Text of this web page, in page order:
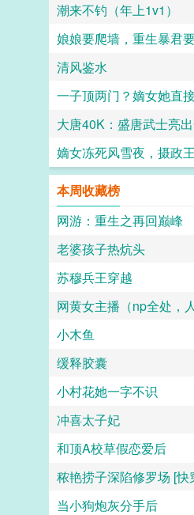
潮来不钓（年上1v1）
娘娘要爬墙，重生暴君
清风鉴水
一子顶两门？嫡女她直
大唐40K：盛唐武士亮
嫡女冻死风雪夜，摄政
本周收藏榜
网游：重生之再回巅峰
老婆孩子热炕头
苏穆兵王穿越
网黄女主播（np全处，
小木鱼
缓释胶囊
小村花她一字不识
冲喜太子妃
和顶A校草假恋爱后
秾艳捞子深陷修罗场 [快
当小狗炮灰分手后